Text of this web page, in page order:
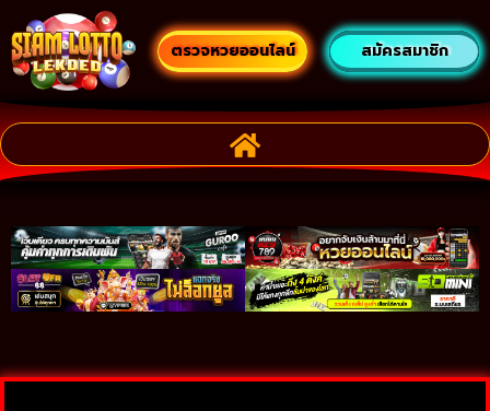
ตรวจหวยออนไลน์ สมัครสมาชิก